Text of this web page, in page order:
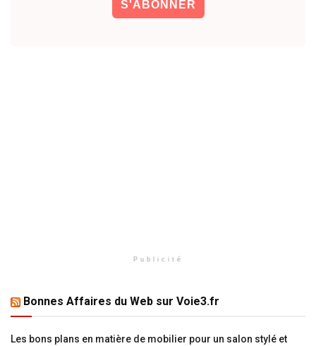
Publicité
Bonnes Affaires du Web sur Voie3.fr
Les bons plans en matière de mobilier pour un salon stylé et